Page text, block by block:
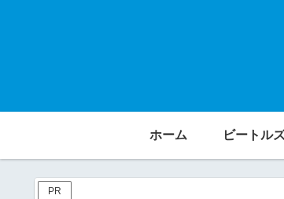
ホーム ビートル
PR